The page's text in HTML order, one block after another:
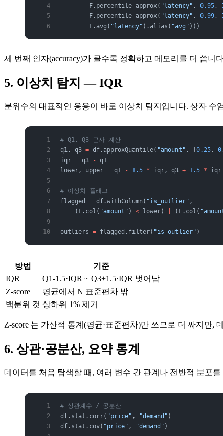
        F.percentile_approx(
"latency" , 0.95,
        F.percentile_approx(
"latency" , 0.99,
        F.avg(
"latency" ).alias( "avg" )))
세 번째 인자(accuracy)가 클수록 정확하고 메모리를 더 씁
5. 이상치 탐지 — IQR
분위수의 대표적인 응용이 바로 이상치 탐지입니다. 상자 수
# Q1, Q3 근사 계산
q1, q3 = df.approxQuantile( "amount" , [ 0.25,
iqr = q3 - q1
lower, upper = q1 - 1.5 * iqr, q3 + 1.5 * iqr
# 이상치 플래그
flagged = df.withColumn( "is_outlier" ,
    (F.col(
"amount" ) < lower) (F.col(
outliers = flagged.filter( "is_outlier" )
방법
기준
IQR
Q1-1.5·IQR ~ Q3+1.5·IQR 벗어남
Z-score
평균에서 N 표준편차 밖
백분위 컷 상하위 1% 제거
Z-score 는 가산적 통계(평균·표준편차)만 쓰므로 더 싸지만,
6. 상관·공분산, 요약 통계
데이터를 처음 탐색할 때, 여러 변수 간 관계나 전반적 분포
# 상관계수 / 공분산
df.stat.corr( "price" , "demand" )
df.stat.cov( "price" , "demand" )